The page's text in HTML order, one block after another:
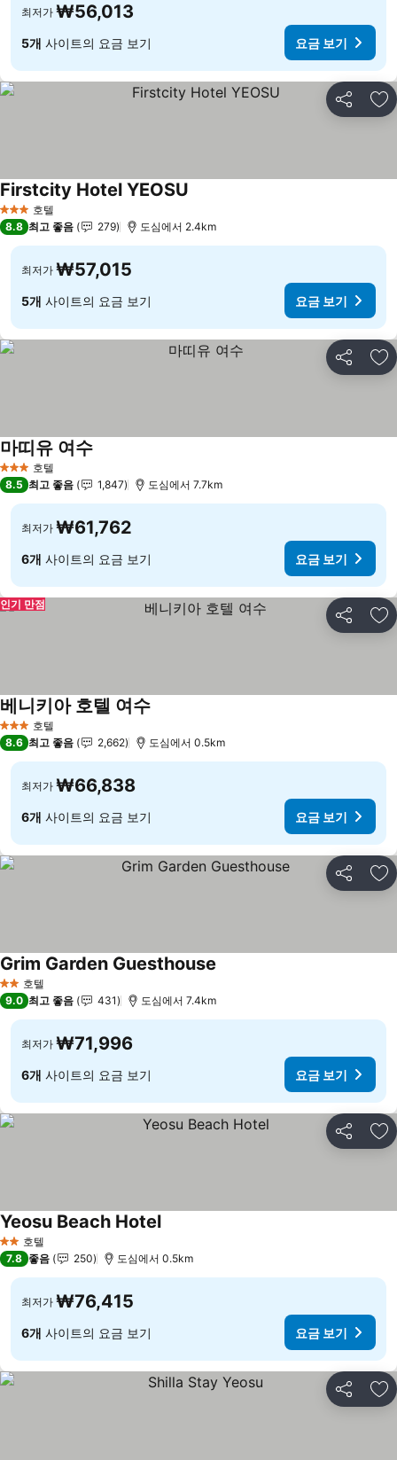
최저가 ₩56,013
5개 사이트의 요금 보기 요금 보기
공유 즐
3 성급 호텔
Firstcity Hotel YEOSU
8.8 최고 좋음 279 도심에서 2.4km
최저가 ₩57,015
5개 사이트의 요금 보기 요금 보기
공유 즐
3 성급 호텔
마띠유 여수
8.5 최고 좋음 1,847 도심에서 7.7km
최저가 ₩61,762
6개 사이트의 요금 보기 요금 보기
공유 즐
인기 만점
3 성급 호텔
베니키아 호텔 여수
8.6 최고 좋음 2,662 도심에서 0.5km
최저가 ₩66,838
6개 사이트의 요금 보기 요금 보기
공유 즐
2 성급호텔
Grim Garden Guesthouse
9.0 최고 좋음 431 도심에서 7.4km
최저가 ₩71,996
6개 사이트의 요금 보기 요금 보기
공유 즐
2 성급호텔
Yeosu Beach Hotel
7.8 좋음 250 도심에서 0.5km
최저가 ₩76,415
6개 사이트의 요금 보기 요금 보기
공유 즐